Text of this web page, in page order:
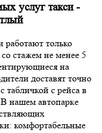
услуг такси -
только
стажем не менее 5
на
доставят точно
табличкой с рейса в
В нашем автопарке
комфортабельные